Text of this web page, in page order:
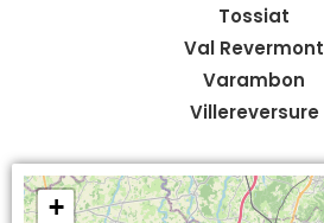
Tossiat
Val Revermont
Varambon
Villereversure
+